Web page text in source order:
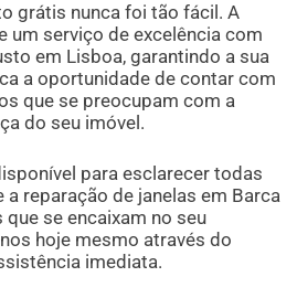
grátis nunca foi tão fácil. A
um serviço de excelência com
em Lisboa, garantindo a sua
a oportunidade de contar com
que se preocupam com a
do seu imóvel.
para esclarecer todas
a reparação de janelas em Barca
se encaixam no seu
hoje mesmo através do
imediata.